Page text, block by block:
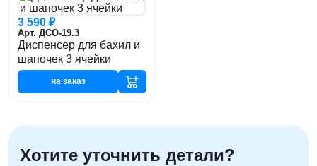
3 590 ₽
Арт. ДСО-19.3
Диспенсер для бахил и
шапочек 3 ячейки
на заказ
Хотите уточнить детали?